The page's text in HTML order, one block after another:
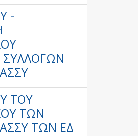
-
ΤΟΥ
ΤΩΝ
ΤΩΝ ΕΔ